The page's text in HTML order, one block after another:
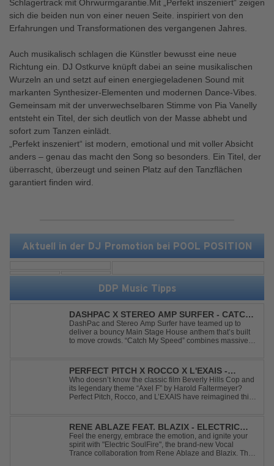
Aktuell in der DJ Promotion bei POOL POSITION
DDP Music Tipps
DASHPAC X STEREO AMP SURFER - CATCH
MY SPEED
DashPac and Stereo Amp Surfer have teamed up to
deliver a bouncy Main Stage House anthem that’s built
to move crowds. “Catch My Speed” combines massive
vibes and unstoppable momentum, th...
PERFECT PITCH X ROCCO X L'EXAIS -
DANCING ON FIRE
Who doesn’t know the classic film Beverly Hills Cop and
its legendary theme “Axel F” by Harold Faltermeyer?
Perfect Pitch, Rocco, and L’EXAIS have reimagined this
production style, they respectf...
RENE ABLAZE FEAT. BLAZIX - ELECTRIC
SOULFIRE
Feel the energy, embrace the emotion, and ignite your
spirit with "Electric SoulFire", the brand-new Vocal
Trance collaboration from Rene Ablaze and Blazix. This
Schlagertrack mit Ohrwurmgarantie.Mit „Perfekt inszeniert“ zeigen
sich die beiden nun von einer neuen Seite. inspiriert von den
Erfahrungen und Transformationen des vergangenen Jahres.
Auch musikalisch schlagen die Künstler bewusst eine neue
Richtung ein. DJ Ostkurve knüpft dabei an seine musikalischen
Wurzeln an und setzt auf einen energiegeladenen Sound mit
markanten Synthesizer-Elementen und modernen Dance-Vibes.
Gemeinsam mit der unverwechselbaren Stimme von Pia Vanelly
entsteht ein Titel, der sich deutlich von der Masse abhebt und
sofort zum Tanzen einlädt.
„Perfekt inszeniert“ ist modern, emotional und mit voller Absicht
anders – genau das macht den Song so besonders. Ein Titel, der
überrascht, überzeugt und seinen Platz auf den Tanzflächen
garantiert finden wird.